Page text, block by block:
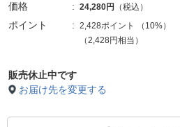
価格 24,280円 （税込）
ポイント 2,428ポイント （ 10%）
（2,428円相当）
販売休止中です
お届け先を変更する